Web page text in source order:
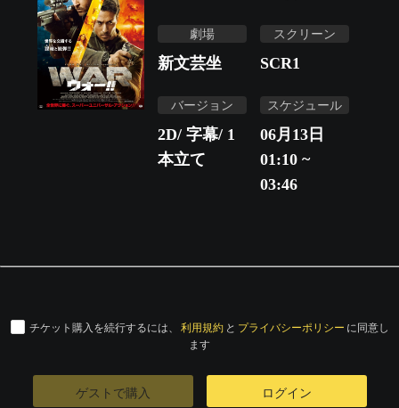
劇場
新文芸坐
スクリーン
SCR1
バージョン
2D/ 字幕/ 1
本立て
スケジュール
06月13日
01:10 ~
03:46
チケット購入を続行するには、 利用規約 と プライバシーポリシー に同意し
ます
ゲストで購入 ログイン